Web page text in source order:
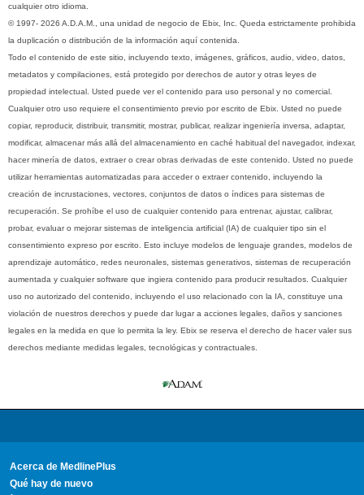
cualquier otro idioma.
© 1997- 2026 A.D.A.M., una unidad de negocio de Ebix, Inc. Queda estrictamente prohibida
la duplicación o distribución de la información aquí contenida.
Todo el contenido de este sitio, incluyendo texto, imágenes, gráficos, audio, video, datos,
metadatos y compilaciones, está protegido por derechos de autor y otras leyes de
propiedad intelectual. Usted puede ver el contenido para uso personal y no comercial.
Cualquier otro uso requiere el consentimiento previo por escrito de Ebix. Usted no puede
copiar, reproducir, distribuir, transmitir, mostrar, publicar, realizar ingeniería inversa, adaptar,
modificar, almacenar más allá del almacenamiento en caché habitual del navegador, indexar,
hacer minería de datos, extraer o crear obras derivadas de este contenido. Usted no puede
utilizar herramientas automatizadas para acceder o extraer contenido, incluyendo la
creación de incrustaciones, vectores, conjuntos de datos o índices para sistemas de
recuperación. Se prohíbe el uso de cualquier contenido para entrenar, ajustar, calibrar,
probar, evaluar o mejorar sistemas de inteligencia artificial (IA) de cualquier tipo sin el
consentimiento expreso por escrito. Esto incluye modelos de lenguaje grandes, modelos de
aprendizaje automático, redes neuronales, sistemas generativos, sistemas de recuperación
aumentada y cualquier software que ingiera contenido para producir resultados. Cualquier
uso no autorizado del contenido, incluyendo el uso relacionado con la IA, constituye una
violación de nuestros derechos y puede dar lugar a acciones legales, daños y sanciones
legales en la medida en que lo permita la ley. Ebix se reserva el derecho de hacer valer sus
derechos mediante medidas legales, tecnológicas y contractuales.
Acerca de MedlinePlus
Qué hay de nuevo